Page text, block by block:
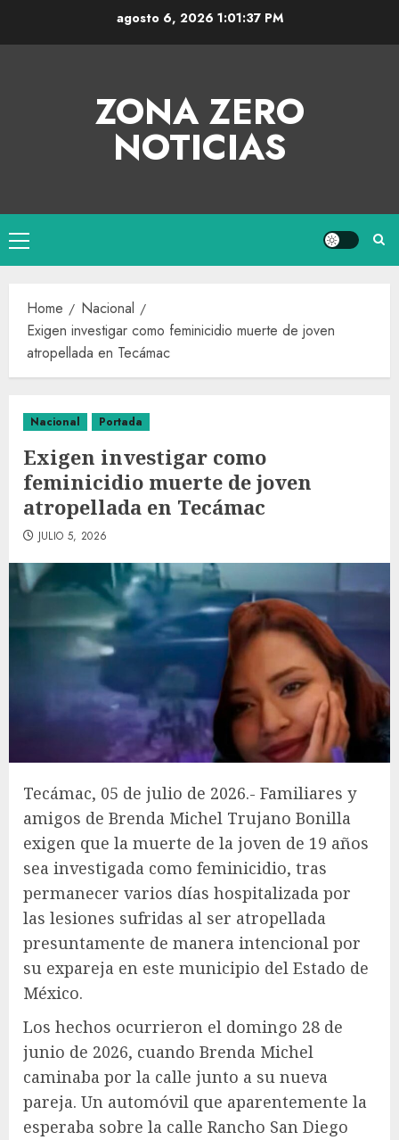
agosto 6, 2026 1:01:38 PM
ZONA ZERO
NOTICIAS
Home
Nacional
Exigen investigar como feminicidio muerte de joven
atropellada en Tecámac
Nacional Portada
Exigen investigar como
feminicidio muerte de joven
atropellada en Tecámac
JULIO 5, 2026
Tecámac, 05 de julio de 2026.- Familiares y
amigos de Brenda Michel Trujano Bonilla
exigen que la muerte de la joven de 19 años
sea investigada como feminicidio, tras
permanecer varios días hospitalizada por
las lesiones sufridas al ser atropellada
presuntamente de manera intencional por
su expareja en este municipio del Estado de
México.
Los hechos ocurrieron el domingo 28 de
junio de 2026, cuando Brenda Michel
caminaba por la calle junto a su nueva
pareja. Un automóvil que aparentemente la
esperaba sobre la calle Rancho San Diego